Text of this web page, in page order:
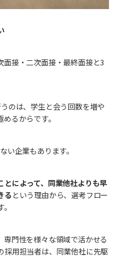
面接・二次面接・最終面接と3
のは、学生と会う回数を増や
るからです。
い企業もあります。
とによって、同業他社よりも早
る という理由から、選考フロー
門性を様々な領域で活かせる
採用担当者は、同業他社に先駆